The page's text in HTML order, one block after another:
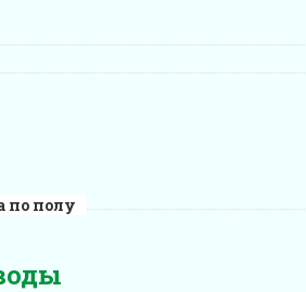
по полу